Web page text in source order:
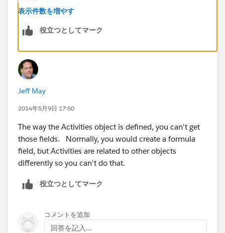
表示件数を増やす
役立つとしてマーク
Jeff May
2014年5月9日 17:50
The way the Activities object is defined, you can't get
those fields. Normally, you would create a formula
field, but Activities are related to other objects
differently so you can't do that.
役立つとしてマーク
コメントを追加
回答を記入...